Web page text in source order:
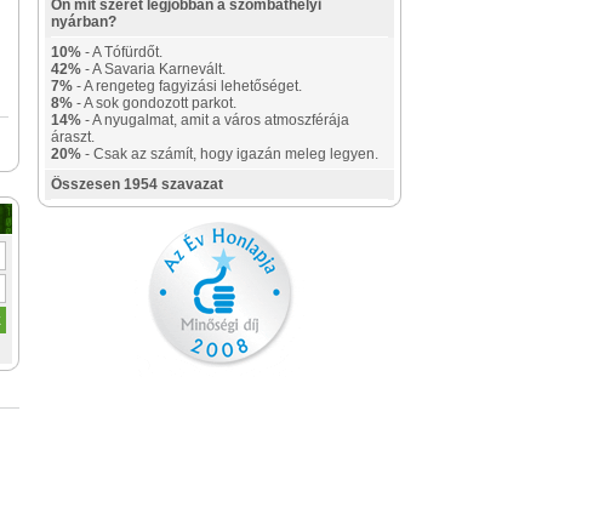
Ön mit szeret legjobban a szombathelyi
nyárban?
10% - A Tófürdőt.
42% - A Savaria Karnevált.
7% - A rengeteg fagyizási lehetőséget.
8% - A sok gondozott parkot.
14% - A nyugalmat, amit a város atmoszférája
áraszt.
20% - Csak az számít, hogy igazán meleg legyen.
Összesen 1954 szavazat